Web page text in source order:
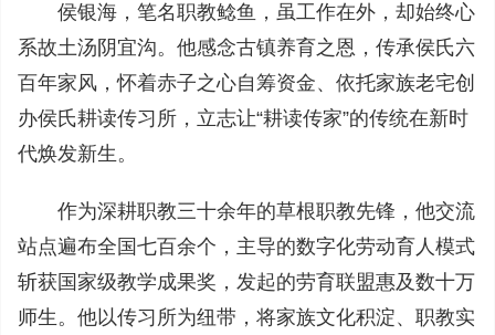
侯银海，笔名职教鲶鱼，虽工作在外，却始终心
系故土汤阴宜沟。他感念古镇养育之恩，传承侯氏六
百年家风，怀着赤子之心自筹资金、依托家族老宅创
办侯氏耕读传习所，立志让“耕读传家”的传统在新时
代焕发新生。
作为深耕职教三十余年的草根职教先锋，他交流
站点遍布全国七百余个，主导的数字化劳动育人模式
斩获国家级教学成果奖，发起的劳育联盟惠及数十万
师生。他以传习所为纽带，将家族文化积淀、职教实